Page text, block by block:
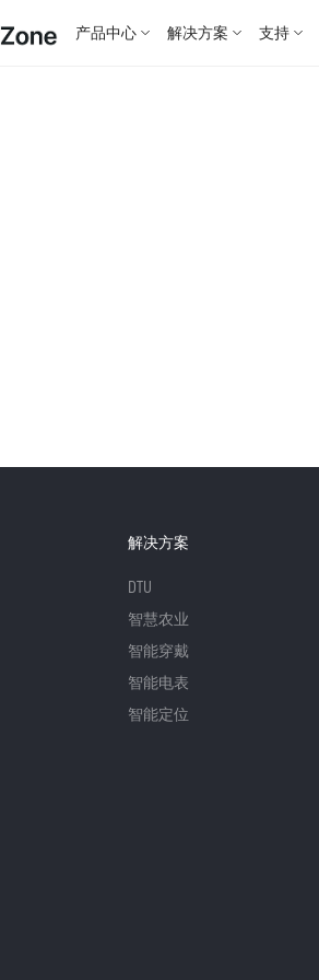
产品中心 解决方案 支持
解决方案
DTU
智慧农业
智能穿戴
智能电表
智能定位